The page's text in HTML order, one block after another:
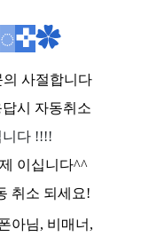
◌✜✿
사절합니다
시 자동취소
니다 !!!!
이십니다^^
취소 되세요!
아님, 비매너,